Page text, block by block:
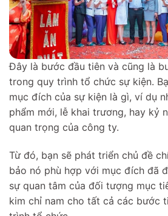
Đây là bước đầu tiên và cũng là
trong quy trình tổ chức sự kiện.
mục đích của sự kiện là gì, ví dụ
phẩm mới, lễ khai trương, hay kỷ
quan trọng của công ty.
Từ đó, bạn sẽ phát triển chủ đề
bảo nó phù hợp với mục đích đã
sự quan tâm của đối tượng mục
kim chỉ nam cho tất cả các bước